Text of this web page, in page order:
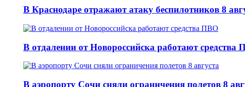
В Краснодаре отражают атаку беспилотников 8
В отдалении от Новороссийска работают средства
В аэропорту Сочи сняли ограничения полетов 8